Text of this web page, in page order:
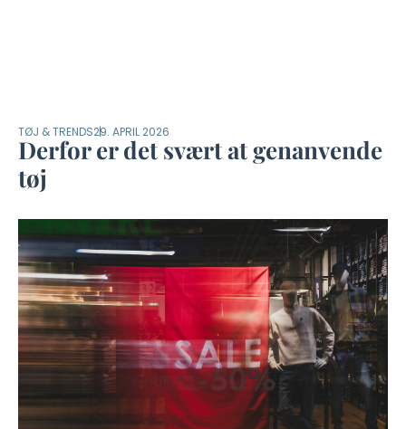
TØJ & TRENDS29. APRIL 2026
Derfor er det svært at genanvende
tøj